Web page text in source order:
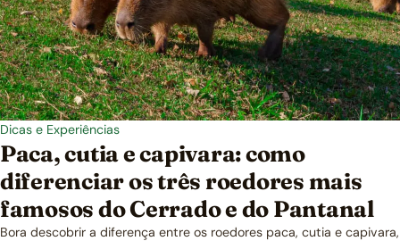
Dicas e Experiências
Paca, cutia e capivara: como
diferenciar os três roedores mais
famosos do Cerrado e do Pantanal
Bora descobrir a diferença entre os roedores paca, cutia e capivara,